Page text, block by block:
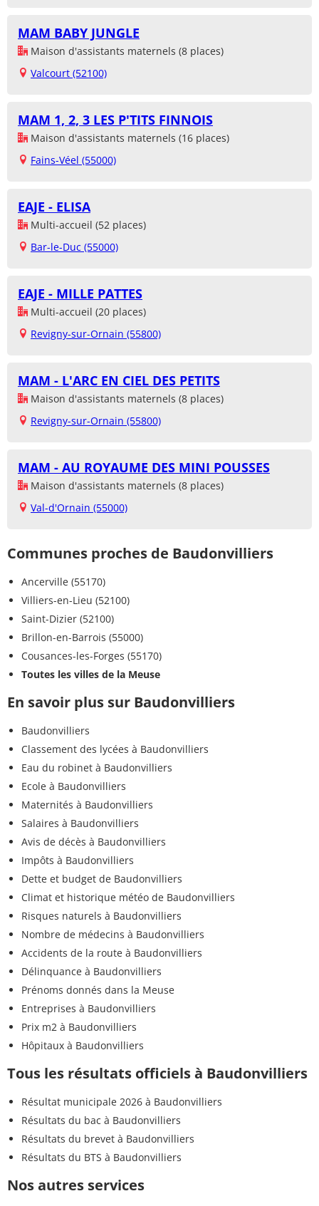
MAM BABY JUNGLE
Maison d'assistants maternels (8 places)
Valcourt (52100)
MAM 1, 2, 3 LES P'TITS FINNOIS
Maison d'assistants maternels (16 places)
Fains-Véel (55000)
EAJE - ELISA
Multi-accueil (52 places)
Bar-le-Duc (55000)
EAJE - MILLE PATTES
Multi-accueil (20 places)
Revigny-sur-Ornain (55800)
MAM - L'ARC EN CIEL DES PETITS
Maison d'assistants maternels (8 places)
Revigny-sur-Ornain (55800)
MAM - AU ROYAUME DES MINI POUSSES
Maison d'assistants maternels (8 places)
Val-d'Ornain (55000)
Communes proches de Baudonvilliers
Ancerville (55170)
Villiers-en-Lieu (52100)
Saint-Dizier (52100)
Brillon-en-Barrois (55000)
Cousances-les-Forges (55170)
Toutes les villes de la Meuse
En savoir plus sur Baudonvilliers
Baudonvilliers
Classement des lycées à Baudonvilliers
Eau du robinet à Baudonvilliers
Ecole à Baudonvilliers
Maternités à Baudonvilliers
Salaires à Baudonvilliers
Avis de décès à Baudonvilliers
Impôts à Baudonvilliers
Dette et budget de Baudonvilliers
Climat et historique météo de Baudonvilliers
Risques naturels à Baudonvilliers
Nombre de médecins à Baudonvilliers
Accidents de la route à Baudonvilliers
Délinquance à Baudonvilliers
Prénoms donnés dans la Meuse
Entreprises à Baudonvilliers
Prix m2 à Baudonvilliers
Hôpitaux à Baudonvilliers
Tous les résultats officiels à Baudonvilliers
Résultat municipale 2026 à Baudonvilliers
Résultats du bac à Baudonvilliers
Résultats du brevet à Baudonvilliers
Résultats du BTS à Baudonvilliers
Nos autres services